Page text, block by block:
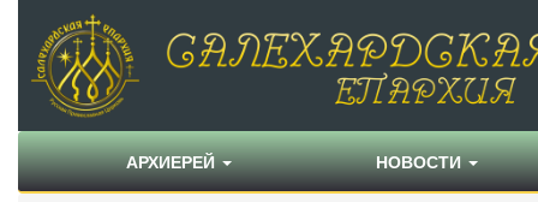
АРХИЕРЕЙ НОВОСТИ